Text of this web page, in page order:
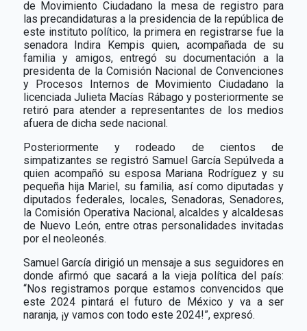
de Movimiento Ciudadano la mesa de registro para
las precandidaturas a la presidencia de la república de
este instituto político, la primera en registrarse fue la
senadora Indira Kempis quien, acompañada de su
familia y amigos, entregó su documentación a la
presidenta de la Comisión Nacional de Convenciones
y Procesos Internos de Movimiento Ciudadano la
licenciada Julieta Macías Rábago y posteriormente se
retiró para atender a representantes de los medios
afuera de dicha sede nacional.
Posteriormente y rodeado de cientos de
simpatizantes se registró Samuel García Sepúlveda a
quien acompañó su esposa Mariana Rodríguez y su
pequeña hija Mariel, su familia, así como diputadas y
diputados federales, locales, Senadoras, Senadores,
la Comisión Operativa Nacional, alcaldes y alcaldesas
de Nuevo León, entre otras personalidades invitadas
por el neoleonés.
Samuel García dirigió un mensaje a sus seguidores en
donde afirmó que sacará a la vieja política del país:
“Nos registramos porque estamos convencidos que
este 2024 pintará el futuro de México y va a ser
naranja, ¡y vamos con todo este 2024!”, expresó.